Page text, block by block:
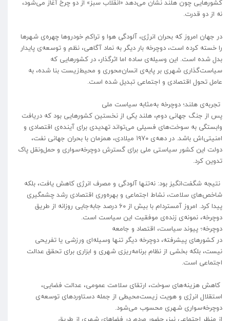
کشورهایی چون هلند نشان می‌دهد «انقلاب سبز» از دو چرخ آغاز می‌شود،
نه از دو قدرت.
در جهان امروز که بحران انرژی، آلودگی هوا و تراکم خودروها چهره‌ی شهرها
را خسته کرده است، دوچرخه بار دیگر به نماد آگاهی، نظم و توسعه‌ی پایدار
بدل شده است. این وسیله‌ی ساده اما اثرگذار، در کشورهایی که
سیاست‌گذاری شهری بر پایه‌ی انسان‌محوری و محیط‌زیست بنا شده، به
عامل تحول اقتصادی و اجتماعی تبدیل شده است.
تجربه‌ی هلند؛ دوچرخه به‌مثابه سیاست ملی
پس از جنگ جهانی دوم، هلند یکی از نخستین کشورهایی بود که دریافت
وابستگی به سوخت‌های فسیلی می‌تواند تهدیدی برای آینده‌ی اقتصادی و
امنیتی‌اش باشد. در دهه‌ی ۱۹۷۰ میلادی، همزمان با بحران جهانی نفت،
دولت این کشور سیاستی ملی برای گسترش دوچرخه‌سواری و حمل‌ونقل پاک
تدوین کرد.
نتیجه شگفت‌انگیز بود: نه‌تنها آلودگی و مصرف انرژی کاهش یافت، بلکه
شاخص‌های سلامت، نشاط اجتماعی و بهره‌وری اقتصادی رشد چشمگیری
پیدا کرد. امروز آمستردام با بیش از ۶۰ درصد جابه‌جایی روزانه از طریق
دوچرخه، نمونه‌ی زنده‌ی موفقیت این سیاست است.
دوچرخه؛ پیوند سیاست، اقتصاد و جامعه
در کشورهای پیشرفته، دوچرخه دیگر تنها وسیله‌ای ورزشی یا تفریحی
نیست، بلکه بخشی از نظام برنامه‌ریزی شهری و ابزاری برای تحقق عدالت
اجتماعی است.
کاهش هزینه‌های سوخت، ارتقای سلامت عمومی، عدالت فضایی،
استقلال انرژی و هویت زیست‌محیطی از جمله دستاوردهای توسعه‌ی
دوچرخه‌سواری شهری محسوب می‌شود.